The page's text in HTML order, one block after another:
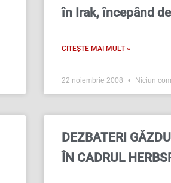
în Irak, începând
CITEȘTE MAI MULT »
22 noiembrie 2008 Niciun
DEZBATERI
ÎN CADRUL